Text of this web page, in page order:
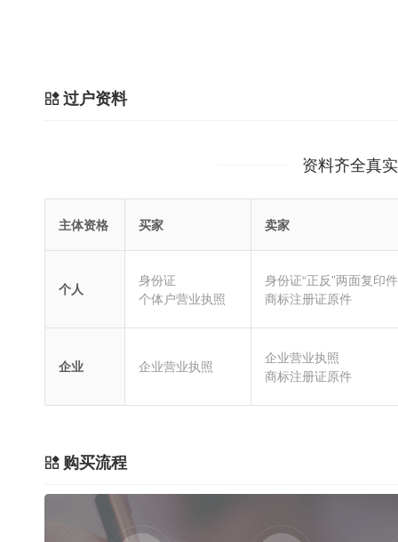
过户资料
资料齐全真
主体资格 买家 卖家
个人
身份证
个体户营业执照
身份证“正反”两面复印件
商标注册证原件
企业 企业营业执照
企业营业执照
商标注册证原件
购买流程